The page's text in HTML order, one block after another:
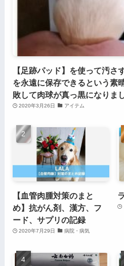
【足跡パッド】を使って汚さ
を永遠に保存できるという素
敗して肉球が真っ黒になりまし
2020年3月26日 アイテム
【血管肉腫対策のまと
め】抗がん剤、漢方、フ
ード、サプリの記録
2020年7月29日 病院・病気